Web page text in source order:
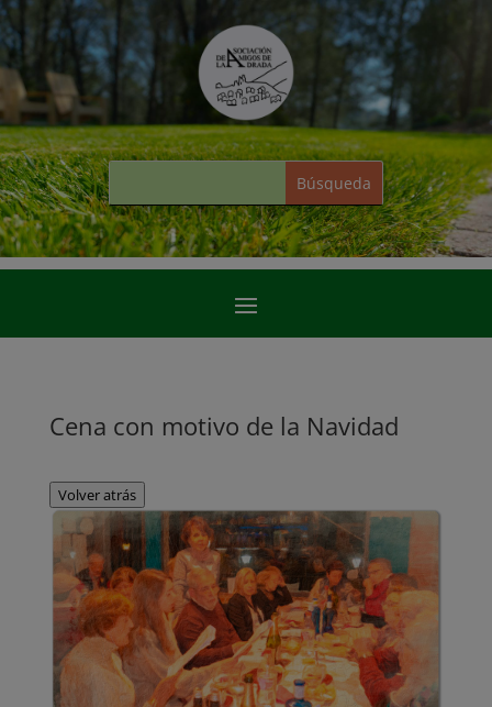
Cena con motivo de la Navidad
Volver atrás